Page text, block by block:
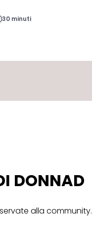
30 minuti
DONNAD
alla community.